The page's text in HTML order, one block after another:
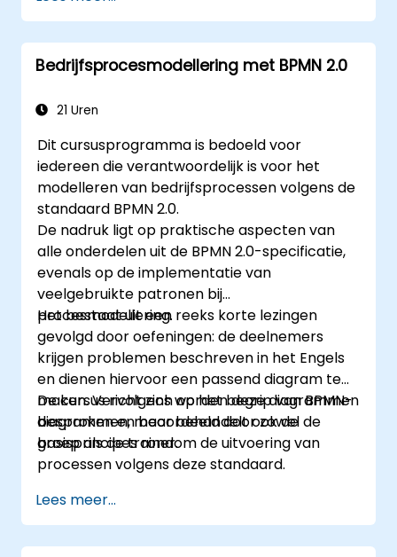
behandeld, die vervolgens in de vorm van
oefeningen worden toegepast.
5. Het modelleren van processen met behulp
van BPMN
6. Bedrijfsregels
Bedrijfsprocesmodellering met BPMN 2.0
21 Uren
Dit cursusprogramma is bedoeld voor
iedereen die verantwoordelijk is voor het
modelleren van bedrijfsprocessen volgens de
standaard BPMN 2.0.
De nadruk ligt op praktische aspecten van
alle onderdelen uit de BPMN 2.0-specificatie,
evenals op de implementatie van
veelgebruikte patronen bij
procesmodellering.
Het bestaat uit een reeks korte lezingen
gevolgd door oefeningen: de deelnemers
krijgen problemen beschreven in het Engels
en dienen hiervoor een passend diagram te
maken. Vervolgens worden deze diagrammen
besproken en beoordeeld door zowel de
groep als de trainer.
De cursus richt zich op het begrip van BPMN-
diagrammen, maar behandelt ook de
basisprincipes rondom de uitvoering van
processen volgens deze standaard.
Lees meer...